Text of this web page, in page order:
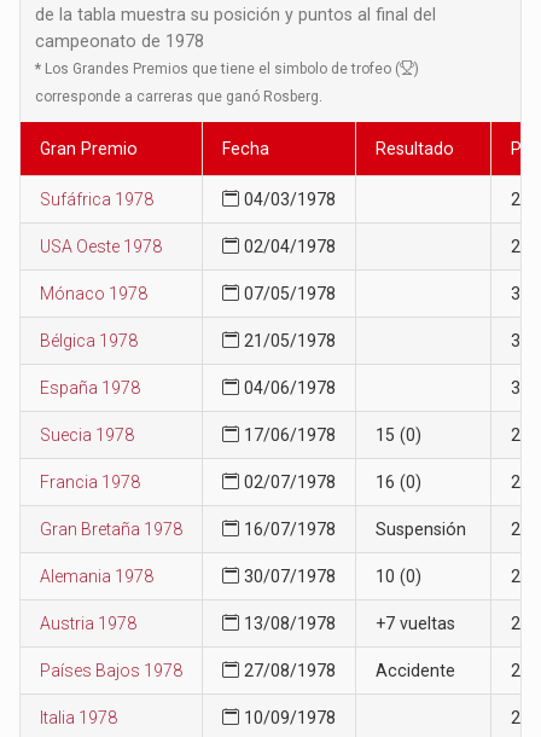
de la tabla muestra su posición y puntos al final del
campeonato de 1978
* Los Grandes Premios que tiene el simbolo de trofeo (
)
corresponde a carreras que ganó Rosberg.
Gran Premio Fecha Resultado
Sufáfrica 1978 04/03/1978 29
USA Oeste 1978 02/04/1978 29
Mónaco 1978 07/05/1978 30
Bélgica 1978 21/05/1978 32
España 1978 04/06/1978 32
Suecia 1978 17/06/1978 15 (0) 29
Francia 1978 02/07/1978 16 (0) 29
Gran Bretaña 1978 16/07/1978 Suspensión 29
Alemania 1978 30/07/1978 10 (0) 27
Austria 1978 13/08/1978 +7 vueltas 27
Países Bajos 1978 27/08/1978 Accidente 27
Italia 1978 10/09/1978 28